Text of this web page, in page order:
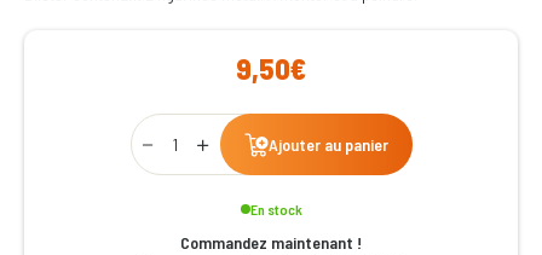
9,50€
Qty
Ajouter au panier
En stock
Commandez maintenant !